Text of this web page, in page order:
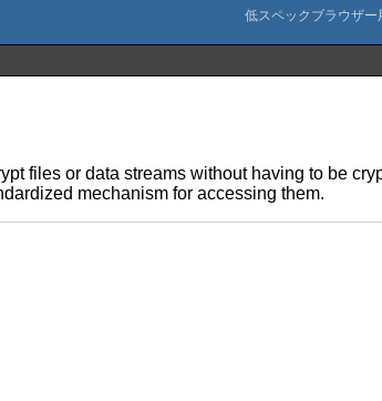
files or data streams without having to be
mechanism for accessing them.